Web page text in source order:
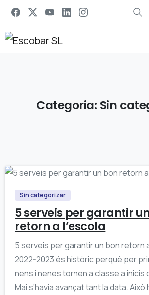
Categoria: Sin
Sin categorizar
5 serveis per garantir
retorn a l’escola
5 serveis per garantir un bon retorn
2022-2023 és històric perquè per
nens i nenes tornen a classe a inicis
Mai s’havia avançat tant la data. Això